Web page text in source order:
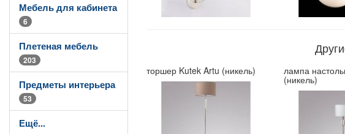
Мебель для кабинета
6
Плетеная мебель
203
Предметы интерьера
53
Ещё...
торшер Kutek Artu (никель) лампа
(никель)